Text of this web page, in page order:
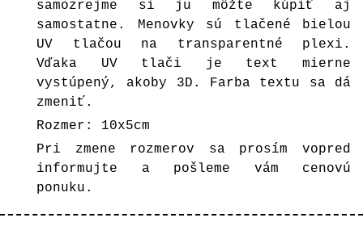
samozrejme si ju môžte kúpiť aj
samostatne. Menovky sú tlačené bielou
UV tlačou na transparentné plexi.
Vďaka UV tlači je text mierne
vystúpený, akoby 3D. Farba textu sa dá
zmeniť.
Rozmer: 10x5cm
Pri zmene rozmerov sa prosím vopred
informujte a pošleme vám cenovú
ponuku.